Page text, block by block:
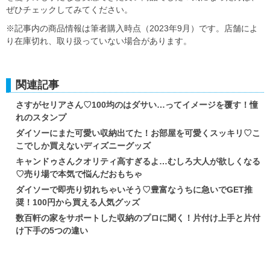
ぜひチェックしてみてください。
※記事内の商品情報は筆者購入時点（2023年9月）です。店舗によ
り在庫切れ、取り扱っていない場合があります。
関連記事
さすがセリアさん♡100均のはダサい…ってイメージを覆す！憧
れのスタンプ
ダイソーにまた可愛い収納出てた！お部屋を可愛くスッキリ♡こ
こでしか買えないディズニーグッズ
キャンドゥさんクオリティ高すぎるよ…むしろ大人が欲しくなる
♡売り場で本気で悩んだおもちゃ
ダイソーで即売り切れちゃいそう♡豊富なうちに急いでGET推
奨！100円から買える人気グッズ
数百軒の家をサポートした収納のプロに聞く！片付け上手と片付
け下手の5つの違い